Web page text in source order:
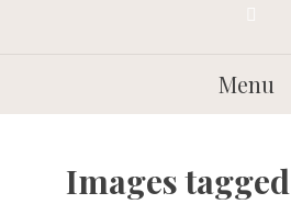
Menu
Images tagged